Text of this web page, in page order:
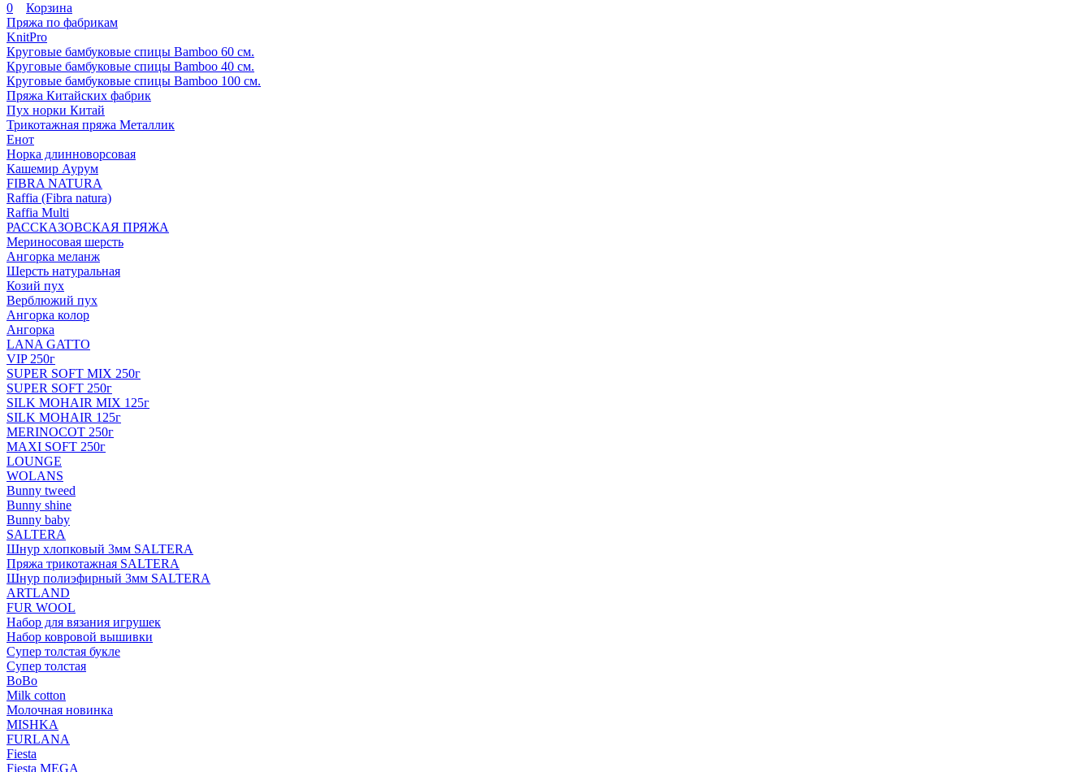
0
Корзина
Пряжа по фабрикам
KnitPro
Круговые бамбуковые спицы Bamboo 60 см.
Круговые бамбуковые спицы Bamboo 40 см.
Круговые бамбуковые спицы Bamboo 100 см.
Пряжа Китайских фабрик
Пух норки Китай
Трикотажная пряжа Металлик
Енот
Норка длинноворсовая
Кашемир Аурум
FIBRA NATURA
Raffia (Fibra natura)
Raffia Multi
РАССКАЗОВСКАЯ ПРЯЖА
Мериносовая шерсть
Ангорка меланж
Шерсть натуральная
Козий пух
Верблюжий пух
Ангорка колор
Ангорка
LANA GATTO
VIP 250г
SUPER SOFT MIX 250г
SUPER SOFT 250г
SILK MOHAIR MIX 125г
SILK MOHAIR 125г
MERINOCOT 250г
MAXI SOFT 250г
LOUNGE
WOLANS
Bunny tweed
Bunny shine
Bunny baby
SALTERA
Шнур хлопковый 3мм SALTERA
Пряжа трикотажная SALTERA
Шнур полиэфирный 3мм SALTERA
ARTLAND
FUR WOOL
Набор для вязания игрушек
Набор ковровой вышивки
Супер толстая букле
Супер толстая
BoBo
Milk cotton
Молочная новинка
MISHKA
FURLANA
Fiesta
Fiesta MEGA